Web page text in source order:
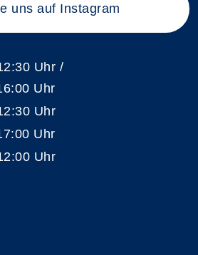
uns auf Instagram
Uhr /
Uhr
Uhr
Uhr
Uhr